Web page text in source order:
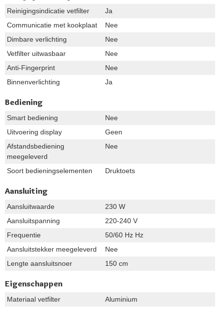
Reinigingsindicatie vetfilter
Ja
Communicatie met kookplaat
Nee
Dimbare verlichting
Nee
Vetfilter uitwasbaar
Nee
Anti-Fingerprint
Nee
Binnenverlichting
Ja
Bediening
Smart bediening
Nee
Uitvoering display
Geen
Afstandsbediening
meegeleverd
Nee
Soort bedieningselementen Druktoets
Aansluiting
Aansluitwaarde
230 W
Aansluitspanning
220-240 V
Frequentie
50/60 Hz Hz
Aansluitstekker meegeleverd
Nee
Lengte aansluitsnoer
150 cm
Eigenschappen
Materiaal vetfilter
Aluminium